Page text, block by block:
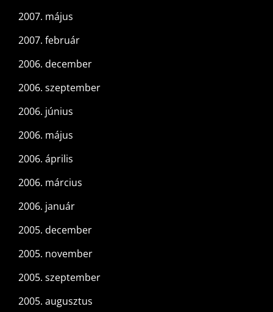
2007. május
2007. február
2006. december
2006. szeptember
2006. június
2006. május
2006. április
2006. március
2006. január
2005. december
2005. november
2005. szeptember
2005. augusztus